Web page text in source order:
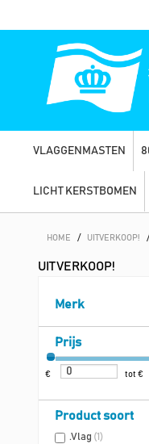
VLAGGENMASTEN
LICHT KERSTBOMEN
HOME / UITVERKOOP! /
UITVERKOOP!
Merk
Prijs
€ tot €
Product soort
.Vlag (1)